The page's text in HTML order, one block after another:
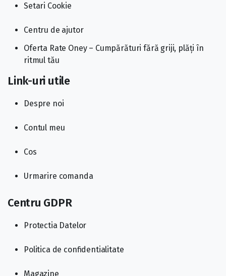
Setari Cookie
Centru de ajutor
Oferta Rate Oney – Cumpărături fără griji, plăți în
ritmul tău
Link-uri utile
Despre noi
Contul meu
Cos
Urmarire comanda
Centru GDPR
Protectia Datelor
Politica de confidentialitate
Magazine